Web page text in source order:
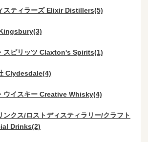
スティラーズ Elixir Distillers(5)
スピリッツ Claxton's Spirits(1)
Clydesdale(4)
ウイスキー Creative Whisky(4)
ンクス/ロストディスティラリー/クラフト
Drinks(2)